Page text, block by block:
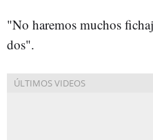
"No haremos muchos
dos".